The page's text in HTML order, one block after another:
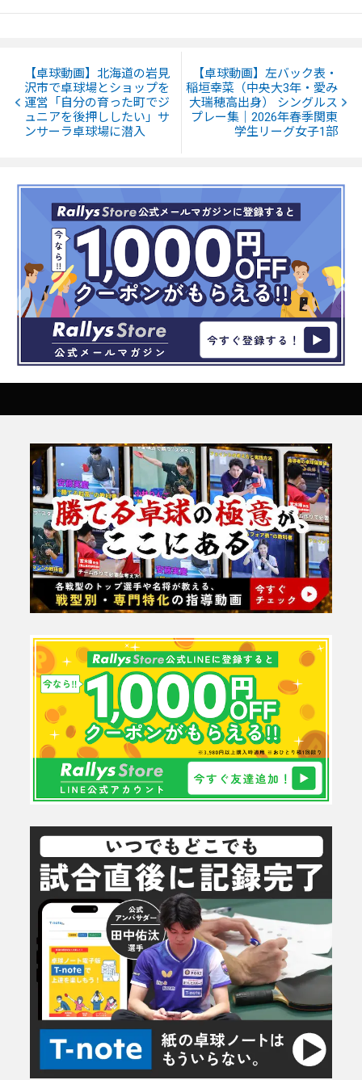
【卓球動画】北海道の岩見
沢市で卓球場とショップを
運営「自分の育った町でジ
ュニアを後押ししたい」サ
ンサーラ卓球場に潜入
【卓球動画】左バック表・
稲垣幸菜（中央大3年・愛み
大瑞穂高出身） シングルス
プレー集｜2026年春季関東
学生リーグ女子1部